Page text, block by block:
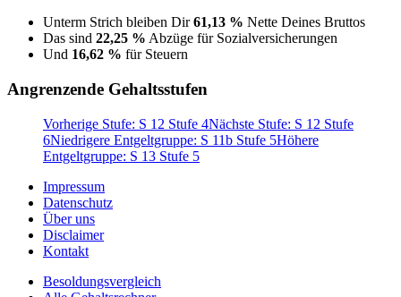
Unterm Strich bleiben Dir61,13 % Nette Deines Bruttos
Das sind 22,25 % Abzüge für Sozialversicherungen
Und 16,62 % für Steuern
Angrenzende Gehaltsstufen
Vorherige Stufe: S 12 Stufe 4Nächste Stufe: S 12 Stufe
6Niedrigere Entgeltgruppe: S 11b Stufe 5Höhere
Entgeltgruppe: S 13 Stufe 5
Impressum
Datenschutz
Über uns
Disclaimer
Kontakt
Besoldungsvergleich